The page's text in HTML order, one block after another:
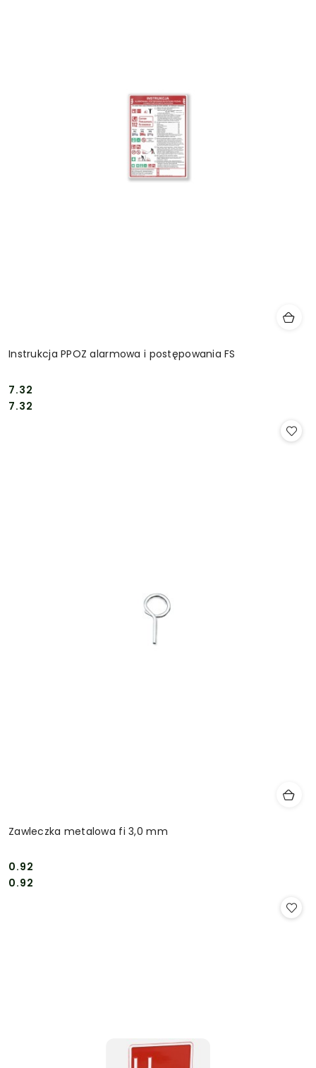
Instrukcja PPOZ alarmowa i postępowania FS
Cena:
7.32
Cena:
7.32
Zawleczka metalowa fi 3,0 mm
Cena:
0.92
Cena:
0.92